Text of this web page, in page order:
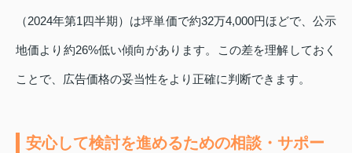
（2024年第1四半期）は坪単価で約32万4,000円ほどで、公示
地価より約26%低い傾向があります。この差を理解しておく
ことで、広告価格の妥当性をより正確に判断できます。
安心して検討を進めるための相談・サポー